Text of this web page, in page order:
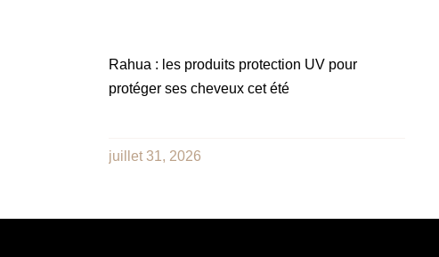
Rahua : les produits protection UV pour
protéger ses cheveux cet été
juillet 31, 2026